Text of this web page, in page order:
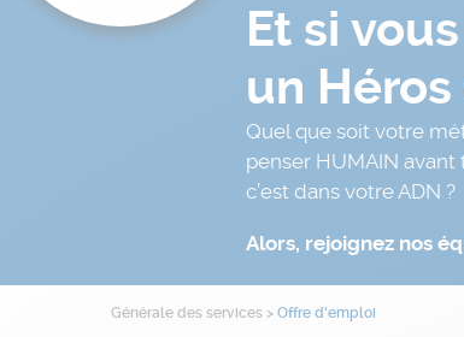
Et si
un
Quel que soit votre
penser HUMAIN avant
c’est dans votre ADN ?
Alors, rejoignez nos
Générale des services > Offre d'emploi